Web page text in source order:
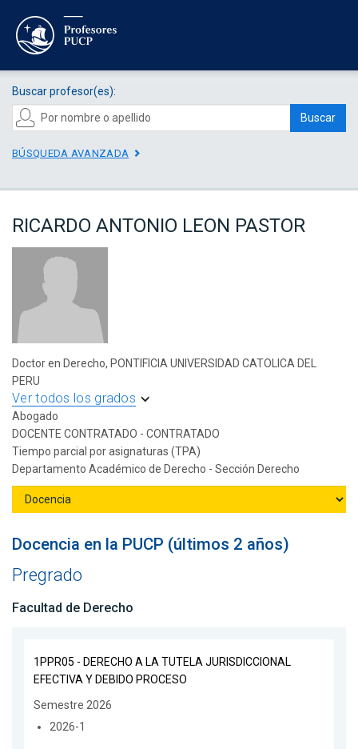
Buscar profesor(es):
Buscar
BÚSQUEDA AVANZADA
RICARDO ANTONIO LEON PASTOR
Doctor en Derecho, PONTIFICIA UNIVERSIDAD CATOLICA DEL
PERU
Ver todos los grados
Abogado
DOCENTE CONTRATADO - CONTRATADO
Tiempo parcial por asignaturas (TPA)
Departamento Académico de Derecho - Sección Derecho
Docencia en la PUCP (últimos 2 años)
Pregrado
Facultad de Derecho
1PPR05 - DERECHO A LA TUTELA JURISDICCIONAL
EFECTIVA Y DEBIDO PROCESO
Semestre 2026
2026-1